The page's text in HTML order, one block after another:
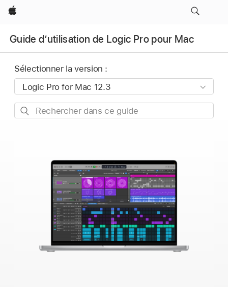
Apple
Guide d’utilisation de Logic Pro pour Mac
Sélectionner la version :
Rechercher